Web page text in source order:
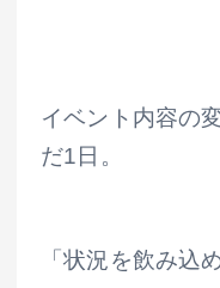
イベント内容の
だ1日。
「状況を飲み込